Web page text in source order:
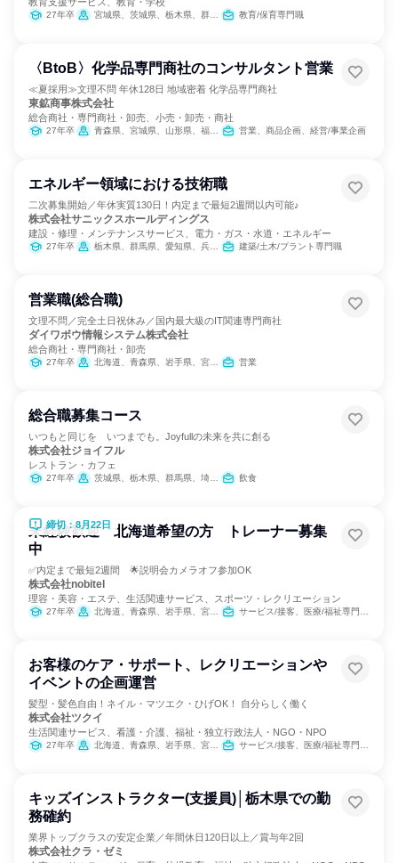
27年卒 宮城県、茨城県、栃木県、群馬県、埼玉県、千葉県、東京都、神奈川県、長野県、岐阜県、静岡県、京都府、大阪府、兵庫県、奈良県、岡山県、広島県、愛媛県、高知県、福岡県、佐賀県、長崎県 教育/保育専門職
〈BtoB〉化学品専門商社のコンサルタント営業
≪夏採用≫文理不問 年休128日 地域密着 化学品専門商社
東鉱商事株式会社
総合商社・専門商社・卸売、小売・卸売・商社
27年卒 青森県、宮城県、山形県、福島県、茨城県、栃木県、群馬県、千葉県、東京都 営業、商品企画、経営/事業企画
エネルギー領域における技術職
二次募集開始／年休実質130日！内定まで最短2週間以内可能♪
株式会社サニックスホールディングス
建設・修理・メンテナンスサービス、電力・ガス・水道・エネルギー
27年卒 栃木県、群馬県、愛知県、兵庫県 建築/土木/プラント専門職
営業職(総合職)
文理不問／完全土日祝休み／国内最大級のIT関連専門商社
ダイワボウ情報システム株式会社
総合商社・専門商社・卸売
27年卒 北海道、青森県、岩手県、宮城県、秋田県、山形県、福島県、茨城県、栃木県、群馬県、埼玉県、千葉県、東京都、神奈川県、新潟県、富山県、石川県、福井県、山梨県、長野県、岐阜県、静岡県、愛知県、三重県、滋賀県、京都府、大阪府、兵庫県、奈良県、和歌山県、鳥取県、島根県、岡山県、広島県、山口県、徳島県、香川県、愛媛県、高知県、福岡県、佐賀県、長崎県、熊本県、大分県、宮崎県、鹿児島県、沖縄県 営業
総合職募集コース
いつもと同じを いつまでも。Joyfullの未来を共に創る
株式会社ジョイフル
レストラン・カフェ
27年卒 茨城県、栃木県、群馬県、埼玉県、千葉県、東京都 飲食
締切：8月22日
未経験歓迎 北海道希望の方 トレーナー募集
中
✅内定まで最短2週間 🌟説明会カメラオフ参加OK
株式会社nobitel
理容・美容・エステ、生活関連サービス、スポーツ・レクリエーション
27年卒 北海道、青森県、岩手県、宮城県、秋田県、山形県、福島県、茨城県、栃木県、群馬県、埼玉県、千葉県、東京都、神奈川県、新潟県、富山県、石川県、福井県、山梨県、長野県、岐阜県、静岡県、愛知県、三重県、滋賀県、京都府、大阪府、兵庫県、奈良県、和歌山県、鳥取県、島根県、岡山県、広島県、山口県、徳島県、香川県、愛媛県、高知県、福岡県、佐賀県、長崎県、熊本県、大分県、宮崎県、鹿児島県、沖縄県 サービス/接客、医療/福祉専門職、教育/保育専門職、小売販売/流通
お客様のケア・サポート、レクリエーションや
イベントの企画運営
髪型・髪色自由！ネイル・マツエク・ひげOK！ 自分らしく働く
株式会社ツクイ
生活関連サービス、看護・介護、福祉・独立行政法人・NGO・NPO
27年卒 北海道、青森県、岩手県、宮城県、秋田県、山形県、福島県、茨城県、栃木県、群馬県、埼玉県、千葉県、東京都、神奈川県、新潟県、富山県、石川県、福井県、山梨県、長野県、岐阜県、静岡県、愛知県、三重県、滋賀県、京都府、大阪府、兵庫県、奈良県、和歌山県、鳥取県、島根県、岡山県、広島県、山口県、徳島県、香川県、愛媛県、高知県、福岡県、佐賀県、長崎県、熊本県、大分県、宮崎県、鹿児島県、沖縄県 サービス/接客、医療/福祉専門職、経営/事業企画
キッズインストラクター(支援員)│栃木県での勤
務確約
業界トップクラスの安定企業／年間休日120日以上／賞与年2回
株式会社クラ・ゼミ